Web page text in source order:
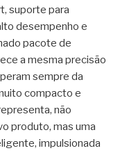
suporte para
desempenho e
pacote de
a mesma precisão
sempre da
compacto e
não
produto, mas uma
impulsionada